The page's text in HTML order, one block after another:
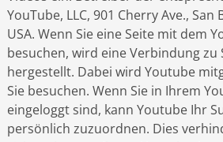
YouTube, LLC, 901 Cherry Ave., San
USA. Wenn Sie eine Seite mit dem
besuchen, wird eine Verbindung zu
hergestellt. Dabei wird Youtube
Sie besuchen. Wenn Sie in Ihrem
eingeloggt sind, kann Youtube Ihr
persönlich zuzuordnen. Dies